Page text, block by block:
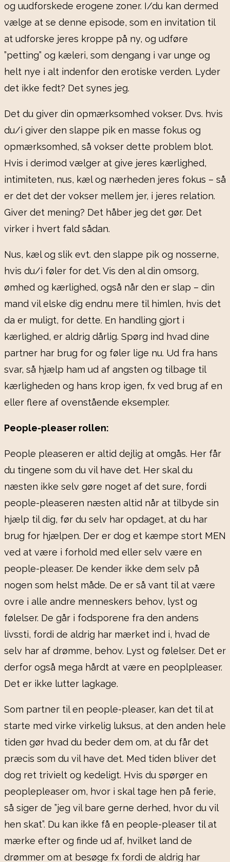
og uudforskede erogene zoner. I/du kan dermed
vælge at se denne episode, som en invitation til
at udforske jeres kroppe på ny, og udføre
”petting” og kæleri, som dengang i var unge og
helt nye i alt indenfor den erotiske verden. Lyder
det ikke fedt? Det synes jeg.
Det du giver din opmærksomhed vokser. Dvs. hvis
du/i giver den slappe pik en masse fokus og
opmærksomhed, så vokser dette problem blot.
Hvis i derimod vælger at give jeres kærlighed,
intimiteten, nus, kæl og nærheden jeres fokus – så
er det det der vokser mellem jer, i jeres relation.
Giver det mening? Det håber jeg det gør. Det
virker i hvert fald sådan.
Nus, kæl og slik evt. den slappe pik og nosserne,
hvis du/i føler for det. Vis den al din omsorg,
ømhed og kærlighed, også når den er slap – din
mand vil elske dig endnu mere til himlen, hvis det
da er muligt, for dette. En handling gjort i
kærlighed, er aldrig dårlig. Spørg ind hvad dine
partner har brug for og føler lige nu. Ud fra hans
svar, så hjælp ham ud af angsten og tilbage til
kærligheden og hans krop igen, fx ved brug af en
eller flere af ovenstående eksempler.
People-pleaser rollen:
People pleaseren er altid dejlig at omgås. Her får
du tingene som du vil have det. Her skal du
næsten ikke selv gøre noget af det sure, fordi
people-pleaseren næsten altid når at tilbyde sin
hjælp til dig, før du selv har opdaget, at du har
brug for hjælpen. Der er dog et kæmpe stort MEN
ved at være i forhold med eller selv være en
people-pleaser. De kender ikke dem selv på
nogen som helst måde. De er så vant til at være
ovre i alle andre menneskers behov, lyst og
følelser. De går i fodsporene fra den andens
livssti, fordi de aldrig har mærket ind i, hvad de
selv har af drømme, behov. Lyst og følelser. Det er
derfor også mega hårdt at være en peoplpleaser.
Det er ikke lutter lagkage.
Som partner til en people-pleaser, kan det til at
starte med virke virkelig luksus, at den anden hele
tiden gør hvad du beder dem om, at du får det
præcis som du vil have det. Med tiden bliver det
dog ret trivielt og kedeligt. Hvis du spørger en
peoplepleaser om, hvor i skal tage hen på ferie,
så siger de ”jeg vil bare gerne derhed, hvor du vil
hen skat”. Du kan ikke få en people-pleaser til at
mærke efter og finde ud af, hvilket land de
drømmer om at besøge fx fordi de aldrig har